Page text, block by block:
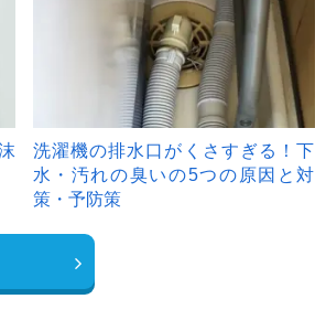
洗濯機の排水口がくさすぎる！下
水・汚れの臭いの5つの原因と対
策・予防策